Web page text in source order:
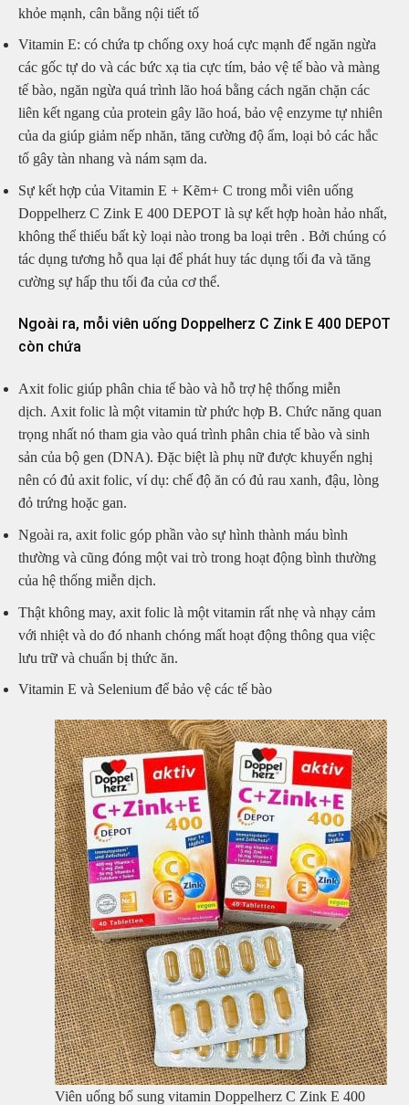
khỏe mạnh, cân bằng nội tiết tố
Vitamin E: có chứa tp chống oxy hoá cực mạnh để ngăn ngừa
các gốc tự do và các bức xạ tia cực tím, bảo vệ tế bào và màng
tế bào, ngăn ngừa quá trình lão hoá bằng cách ngăn chặn các
liên kết ngang của protein gây lão hoá, bảo vệ enzyme tự nhiên
của da giúp giảm nếp nhăn, tăng cường độ ẩm, loại bỏ các hắc
tố gây tàn nhang và nám sạm da.
Sự kết hợp của Vitamin E + Kẽm+ C trong mỗi viên uống
Doppelherz C Zink E 400 DEPOT là sự kết hợp hoàn hảo nhất,
không thể thiếu bất kỳ loại nào trong ba loại trên . Bởi chúng có
tác dụng tương hỗ qua lại để phát huy tác dụng tối đa và tăng
cường sự hấp thu tối đa của cơ thể.
Ngoài ra, mỗi viên uống Doppelherz C Zink E 400 DEPOT
còn chứa
Axit folic giúp phân chia tế bào và hỗ trợ hệ thống miễn
dịch. Axit folic là một vitamin từ phức hợp B. Chức năng quan
trọng nhất nó tham gia vào quá trình phân chia tế bào và sinh
sản của bộ gen (DNA). Đặc biệt là phụ nữ được khuyến nghị
nên có đủ axit folic, ví dụ: chế độ ăn có đủ rau xanh, đậu, lòng
đỏ trứng hoặc gan.
Ngoài ra, axit folic góp phần vào sự hình thành máu bình
thường và cũng đóng một vai trò trong hoạt động bình thường
của hệ thống miễn dịch.
Thật không may, axit folic là một vitamin rất nhẹ và nhạy cảm
với nhiệt và do đó nhanh chóng mất hoạt động thông qua việc
lưu trữ và chuẩn bị thức ăn.
Vitamin E và Selenium để bảo vệ các tế bào
Viên uống bổ sung vitamin Doppelherz C Zink E 400